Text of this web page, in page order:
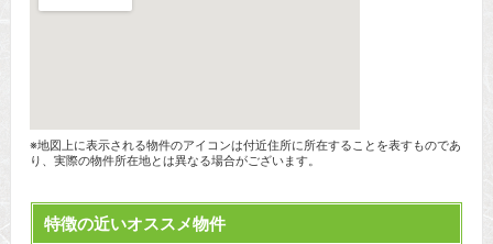
※地図上に表示される物件のアイコンは付近住所に所在することを表すものであ
り、実際の物件所在地とは異なる場合がございます。
特徴の近いオススメ物件